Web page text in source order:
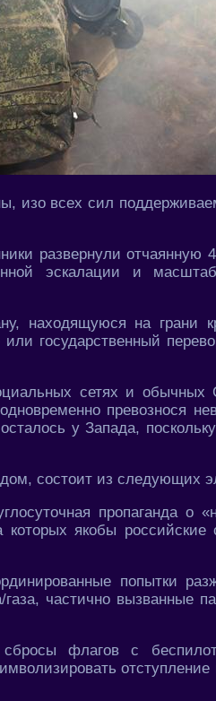
изо всех сил
развернули отчаянную
эскалации и
находящуюся на грани
государственный
сетях и
превознося
у Запада,
состоит из следующих
пропаганда о
якобы
попытки
частично вызванные
флагов с